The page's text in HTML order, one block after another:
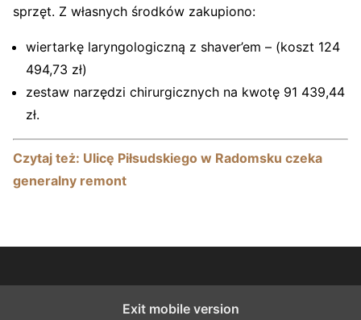
sprzęt. Z własnych środków zakupiono:
wiertarkę laryngologiczną z shaver’em – (koszt 124
494,73 zł)
zestaw narzędzi chirurgicznych na kwotę 91 439,44
zł.
Czytaj też: Ulicę Piłsudskiego w Radomsku czeka
generalny remont
Exit mobile version